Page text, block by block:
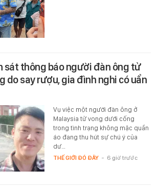
sát thông báo người đàn ông tử
do say rượu, gia đình nghi có uẩn
Vụ việc một người đàn ông ở
Malaysia tử vong dưới cống
trong tình trạng không mặc quần
áo đang thu hút sự chú ý của
dư…
THẾ GIỚI ĐÓ ĐÂY - 6 giờ trước